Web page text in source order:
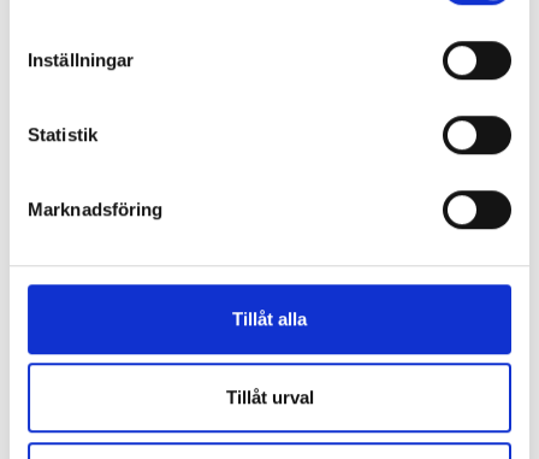
Inställningar
Statistik
Marknadsföring
Tillåt alla
Tillåt urval
Fler profiler